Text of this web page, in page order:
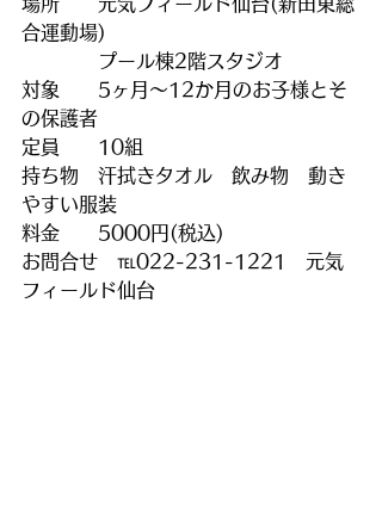
合運動場)
プール棟2階スタジオ
対象　　5ヶ月～12か月のお子様とそ
の保護者
定員　　10組
持ち物　汗拭きタオル　飲み物　動き
やすい服装
料金　　5000円(税込)
お問合せ　℡022-231-1221　元気
フィールド仙台